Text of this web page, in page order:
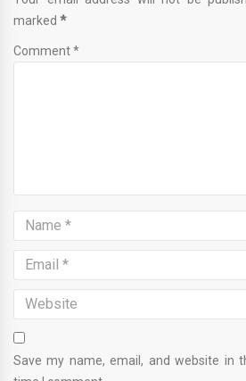
marked *
Comment *
Save my name, email, and website in